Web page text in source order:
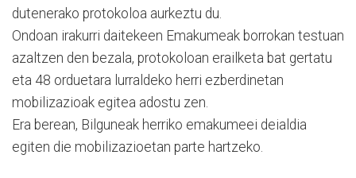
dutenerako protokoloa aurkeztu du.
Ondoan irakurri daitekeen Emakumeak borrokan testuan
azaltzen den bezala, protokoloan erailketa bat gertatu
eta 48 orduetara lurraldeko herri ezberdinetan
mobilizazioak egitea adostu zen.
Era berean, Bilguneak herriko emakumeei deialdia
egiten die mobilizazioetan parte hartzeko.